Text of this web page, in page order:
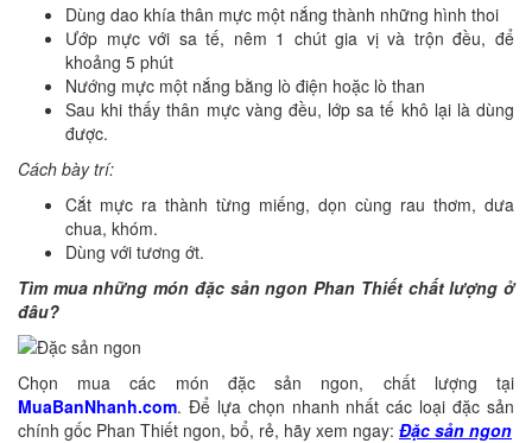
Dùng dao khía thân mực một nắng thành những hình thoi
Ướp mực với sa tế, nêm 1 chút gia vị và trộn đều, để
khoảng 5 phút
Nướng mực một nắng bằng lò điện hoặc lò than
Sau khi thấy thân mực vàng đều, lớp sa tế khô lại là dùng
được.
Cách bày trí:
Cắt mực ra thành từng miếng, dọn cùng rau thơm, dưa
chua, khóm.
Dùng với tương ớt.
Tìm mua những món đặc sản ngon Phan Thiết chất lượng ở
đâu?
Chọn mua các món đặc sản ngon, chất lượng tại
MuaBanNhanh.com. Để lựa chọn nhanh nhất các loại đặc sản
chính gốc Phan Thiết ngon, bổ, rẻ, hãy xem ngay: Đặc sản ngon